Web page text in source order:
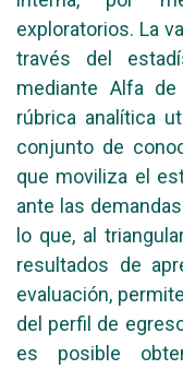
exploratorios. La
través del
mediante Alfa
rúbrica analítica
conjunto de
que moviliza el
ante las
lo que, al
resultados de
evaluación,
del perfil de
es posible